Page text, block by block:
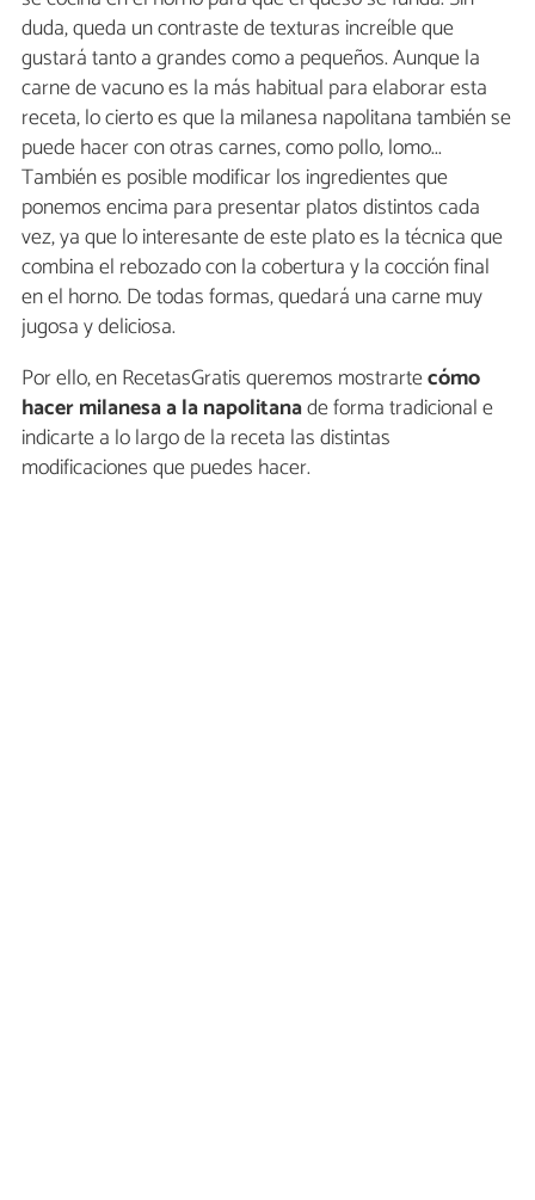
duda, queda un contraste de texturas increíble que
gustará tanto a grandes como a pequeños. Aunque la
carne de vacuno es la más habitual para elaborar esta
receta, lo cierto es que la milanesa napolitana también se
puede hacer con otras carnes, como pollo, lomo...
También es posible modificar los ingredientes que
ponemos encima para presentar platos distintos cada
vez, ya que lo interesante de este plato es la técnica que
combina el rebozado con la cobertura y la cocción final
en el horno. De todas formas, quedará una carne muy
jugosa y deliciosa.
Por ello, en RecetasGratis queremos mostrartecómo
hacer milanesa a la napolitanade forma tradicional e
indicarte a lo largo de la receta las distintas
modificaciones que puedes hacer.